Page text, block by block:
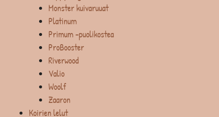
Monster kuivaruuat
Platinum
Primum -puolikostea
ProBooster
Riverwood
Valio
Woolf
Zaaron
Koirien lelut